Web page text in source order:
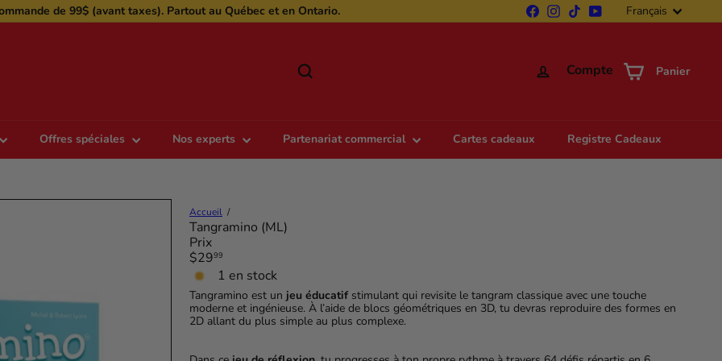
Diaporama
de 99$ (avant taxes). Partout au Québec et en Ontario. FacebookInstagram
TikTokYouTubeLangue
Français
Compte Panier
Offres spéciales Nos experts Partenariat commercial Cartes cadeaux Registre Cadeaux
Accueil
Tangramino (ML)
Prix
Prix
régulier
$2999
1 en stock
Tangramino est un jeu éducatifstimulant qui revisite le tangram classique avec une touche
moderne et ingénieuse. À l’aide de blocs géométriques en 3D, tu devras reproduire des formes en
2D allant du plus simple au plus complexe.